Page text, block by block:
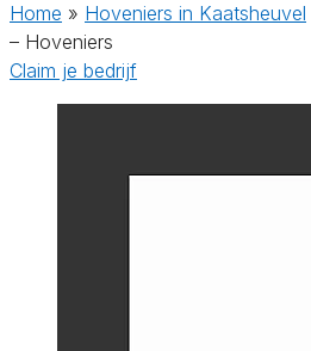
Home » Hoveniers in Kaatsheuvel
– Hoveniers
Claim je bedrijf